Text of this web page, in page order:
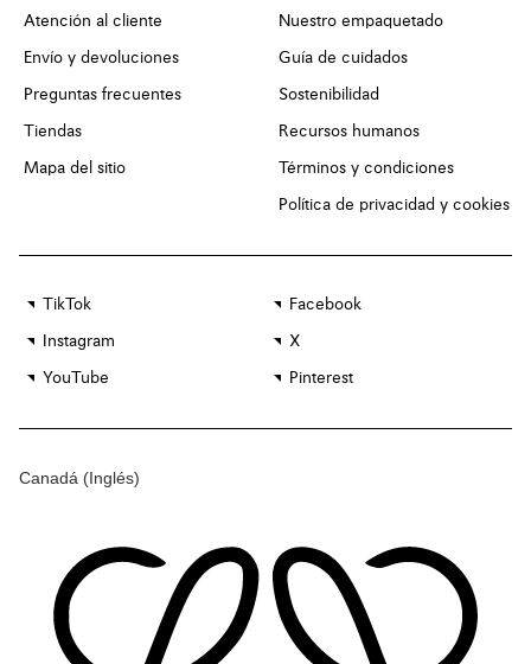
Atención al cliente
Envío y devoluciones
Preguntas frecuentes
Tiendas
Mapa del sitio
Nuestro empaquetado
Guía de cuidados
Sostenibilidad
Recursos humanos
Términos y condiciones
Política de privacidad y cookies
TikTok Facebook
Instagram X
YouTube Pinterest
Canadá (Inglés)